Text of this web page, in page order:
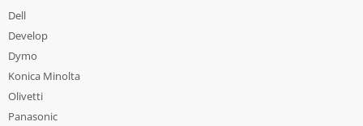
Dell
Develop
Dymo
Konica Minolta
Olivetti
Panasonic